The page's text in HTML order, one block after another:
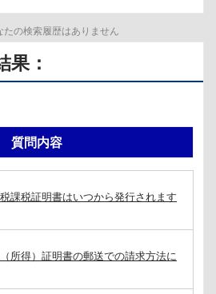
果：
たの検索履歴はありません
質問内容
課税証明書はいつから発行されます
所得）証明書の郵送での請求方法に